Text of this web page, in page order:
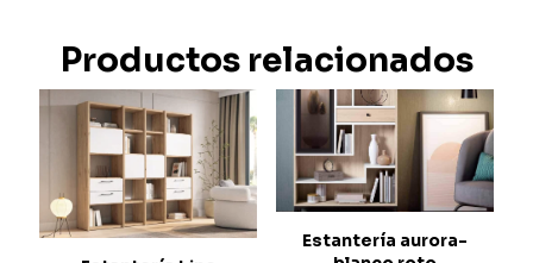
Productos relacionados
Estantería aurora-